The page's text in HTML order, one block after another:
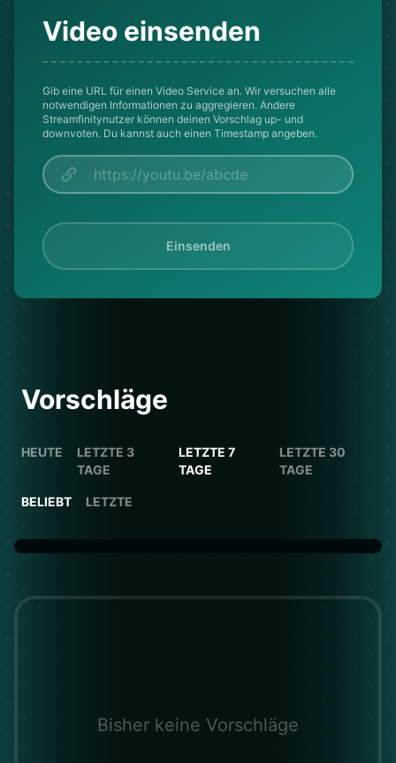
Video einsenden
Gib eine URL für einen Video Service an. Wir versuchen alle
notwendigen Informationen zu aggregieren. Andere
Streamfinitynutzer können deinen Vorschlag up- und
downvoten. Du kannst auch einen Timestamp angeben.
Einsenden
Vorschläge
HEUTE
LETZTE 3
TAGE
LETZTE 7
TAGE
LETZTE 30
TAGE
BELIEBT LETZTE
Bisher keine Vorschläge